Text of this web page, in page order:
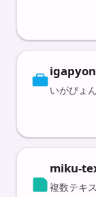
いがぴょ
miku-
複数テキ